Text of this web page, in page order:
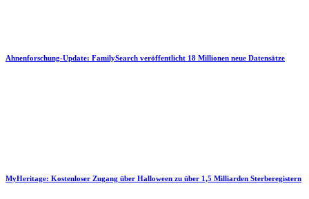
Ahnenforschung-Update: FamilySearch veröffentlicht 18 Millionen neue Datensätze
MyHeritage: Kostenloser Zugang über Halloween zu über 1,5 Milliarden Sterberegistern